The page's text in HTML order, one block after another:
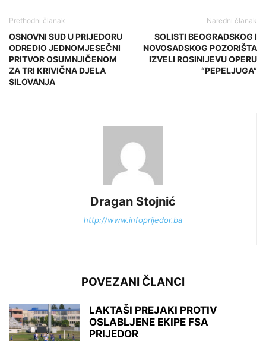
Prethodni članak
OSNOVNI SUD U PRIJEDORU
ODREDIO JEDNOMJESEČNI
PRITVOR OSUMNJIČENOM
ZA TRI KRIVIČNA DJELA
SILOVANJA
Naredni članak
SOLISTI BEOGRADSKOG I
NOVOSADSKOG POZORIŠTA
IZVELI ROSINIJEVU OPERU
“PEPELJUGA”
Dragan Stojnić
http://www.infoprijedor.ba
POVEZANI ČLANCI
LAKTAŠI PREJAKI PROTIV
OSLABLJENE EKIPE FSA
PRIJEDOR